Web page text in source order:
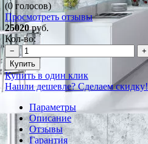
(0 голосов)
Просмотреть отзывы
25020руб.
Кол-во:
−
+
Купить
Купить в один клик
Нашли дешевле? Сделаем скидку!
Параметры
Описание
Отзывы
Гарантия